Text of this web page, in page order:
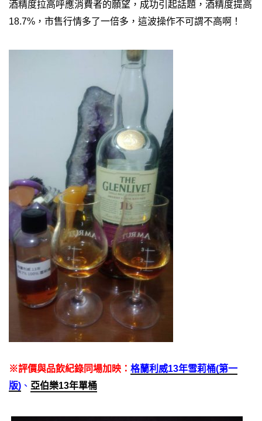
酒精度拉高呼應消費者的願望，成功引起話題，酒精度提高
18.7%，市售行情多了一倍多，這波操作不可謂不高啊！
※評價與品飲紀錄同場加映： 格蘭利威13年雪莉桶(第一
版) 、 亞伯樂13年單桶